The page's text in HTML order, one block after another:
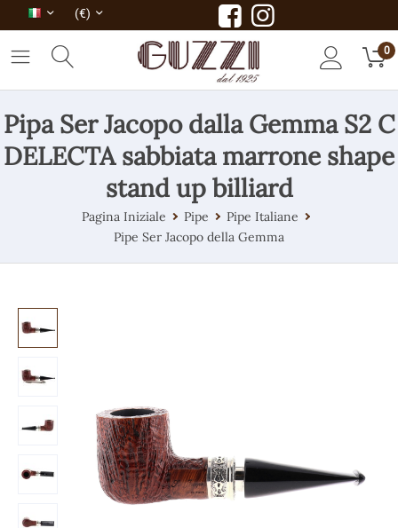
(€)
0
Pipa Ser Jacopo dalla Gemma S2 C
DELECTA sabbiata marrone shape
stand up billiard
Pagina Iniziale Pipe
Pipe Italiane
Pipe Ser Jacopo della Gemma